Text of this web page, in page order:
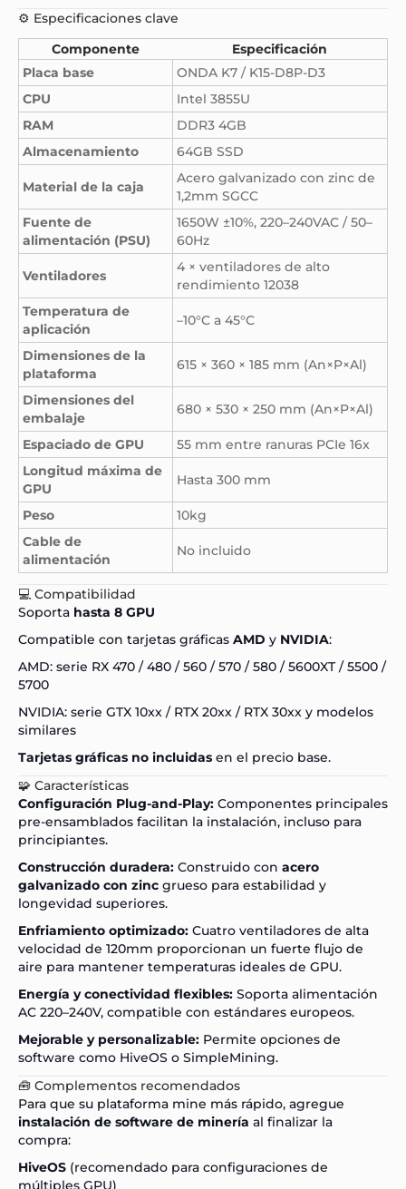
⚙️ Especificaciones clave
Componente
Especificación
Placa base
ONDA K7 / K15-D8P-D3
CPU
Intel 3855U
RAM
DDR3 4GB
Almacenamiento
64GB SSD
Material de la caja
Acero galvanizado con zinc de
1,2mm SGCC
Fuente de
alimentación (PSU)
1650W ±10%, 220–240VAC / 50–
60Hz
Ventiladores
4 × ventiladores de alto
rendimiento 12038
Temperatura de
aplicación
–10°C a 45°C
Dimensiones de la
plataforma
615 × 360 × 185 mm (An×P×Al)
Dimensiones del
embalaje
680 × 530 × 250 mm (An×P×Al)
Espaciado de GPU
55 mm entre ranuras PCIe 16x
Longitud máxima de
GPU
Hasta 300 mm
Peso
10kg
Cable de
alimentación
No incluido
💻 Compatibilidad
Soporta hasta 8 GPU
Compatible con tarjetas gráficas AMD y NVIDIA:
AMD: serie RX 470 / 480 / 560 / 570 / 580 / 5600XT / 5500 /
5700
NVIDIA: serie GTX 10xx / RTX 20xx / RTX 30xx y modelos
similares
Tarjetas gráficas no incluidas en el precio base.
🧩 Características
Configuración Plug-and-Play: Componentes principales
pre-ensamblados facilitan la instalación, incluso para
principiantes.
Construcción duradera: Construido con acero
galvanizado con zinc grueso para estabilidad y
longevidad superiores.
Enfriamiento optimizado: Cuatro ventiladores de alta
velocidad de 120mm proporcionan un fuerte flujo de
aire para mantener temperaturas ideales de GPU.
Energía y conectividad flexibles: Soporta alimentación
AC 220–240V, compatible con estándares europeos.
Mejorable y personalizable: Permite opciones de
software como HiveOS o SimpleMining.
🧰 Complementos recomendados
Para que su plataforma mine más rápido, agregue
instalación de software de minería al finalizar la
compra:
HiveOS (recomendado para configuraciones de
múltiples GPU)